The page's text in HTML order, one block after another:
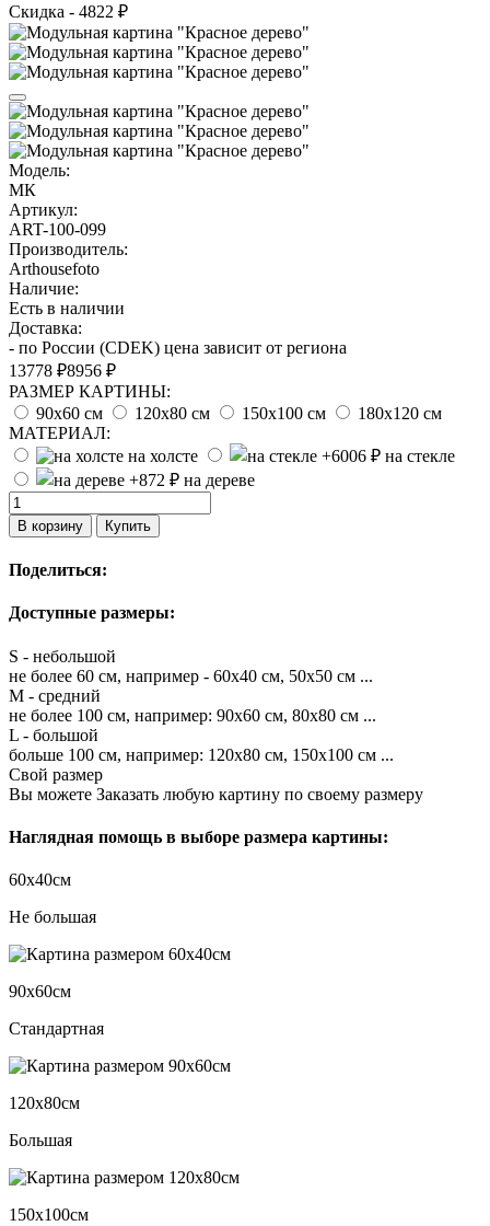
Скидка - 4822 ₽
Модель:
МК
Артикул:
ART-100-099
Производитель:
Arthousefoto
Наличие:
Есть в наличии
Доставка:
- по России (CDEK) цена зависит от региона
13778 ₽8956 ₽
РАЗМЕР КАРТИНЫ:
90х60 см
120х80 см 150х100 см
180х120 см
МАТЕРИАЛ:
на холсте
на стекле
на дереве
В корзину Купить
Поделиться:
Доступные размеры:
S - небольшой
не более 60 см, например - 60х40 см, 50х50 см ...
M - средний
не более 100 см, например: 90х60 см, 80х80 см ...
L - большой
больше 100 см, например: 120х80 см, 150х100 см ...
Свой размер
Вы можете Заказать любую картину по своему размеру
Наглядная помощь в выборе размера картины:
60х40см
Не большая
90х60см
Стандартная
120х80см
Большая
150х100см